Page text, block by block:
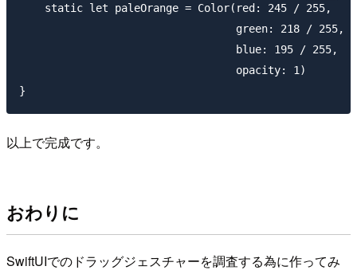
    static let paleOrange = Color(red: 245 / 255,
                                  green: 218 / 255,
                                  blue: 195 / 255,
                                  opacity: 1)
以上で完成です。
おわりに
SwiftUIでのドラッグジェスチャーを調査する為に作ってみ